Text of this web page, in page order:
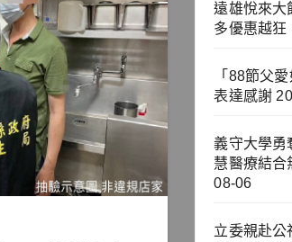
遠雄悅來大
多優惠越狂
「88節父
表達感謝
義守大學勇
慧醫療結合
08-06
立委親赴公